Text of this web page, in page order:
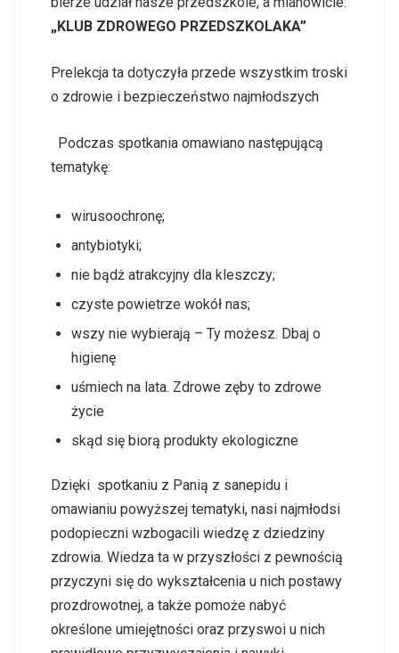
„KLUB ZDROWEGO PRZEDSZKOLAKA”
Prelekcja ta dotyczyła przede wszystkim troski
o zdrowie i bezpieczeństwo najmłodszych
Podczas spotkania omawiano następującą
tematykę:
wirusoochronę;
antybiotyki;
nie bądż atrakcyjny dla kleszczy;
czyste powietrze wokół nas;
wszy nie wybierają – Ty możesz. Dbaj o
higienę
uśmiech na lata. Zdrowe zęby to zdrowe
życie
skąd się biorą produkty ekologiczne
Dzięki spotkaniu z Panią z sanepidu i
omawianiu powyższej tematyki, nasi najmłodsi
podopieczni wzbogacili wiedzę z dziedziny
zdrowia. Wiedza ta w przyszłości z pewnością
przyczyni się do wykształcenia u nich postawy
prozdrowotnej, a także pomoże nabyć
określone umiejętności oraz przyswoi u nich